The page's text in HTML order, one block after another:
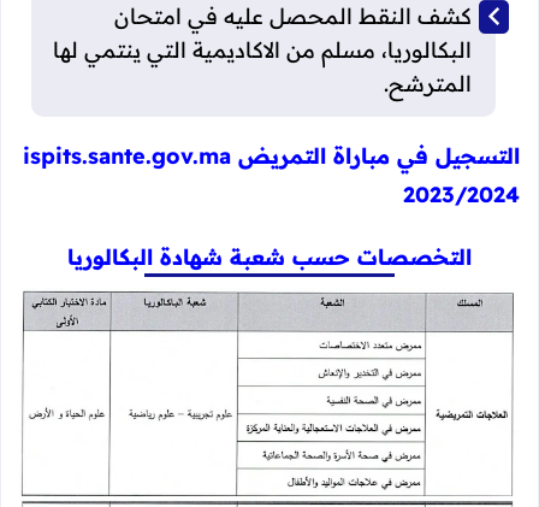
كشف النقط المحصل عليه في امتحان
البكالوريا، مسلم من الاكاديمية التي ينتمي لها
المترشح.
التسجيل في مباراة التمريض ispits.sante.gov.ma
2023/2024
التخصصات حسب شعبة شهادة البكالوريا